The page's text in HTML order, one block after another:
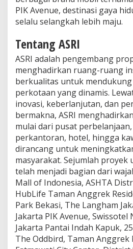
PIK Avenue, destinasi gaya
selalu selangkah lebih maju.
Tentang ASRI
ASRI adalah pengembang
menghadirkan ruang-ruang
berkualitas untuk
perkotaan yang dinamis.
inovasi, keberlanjutan, dan
bermakna, ASRI
mulai dari pusat
perkantoran, hotel, hingga
dirancang untuk
masyarakat. Sejumlah proyek
telah menjadi bagian dari
Mall of Indonesia, ASHTA
HubLife Taman Anggrek
Park Bekasi, The Langham
Jakarta PIK Avenue,
Jakarta Pantai Indah Kapuk,
The Oddbird, Taman Anggrek